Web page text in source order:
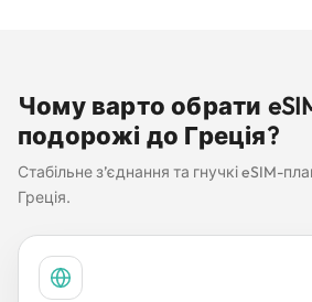
Чому варто обрати
подорожі до Греція?
Стабільне з’єднання та гнучкі eSIM-
Греція.